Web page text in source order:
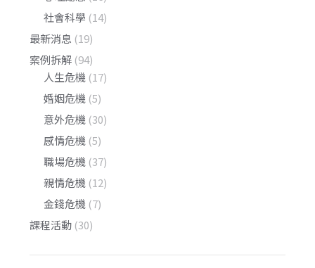
社會科學 (14)
最新消息 (19)
案例拆解 (94)
人生危機 (17)
婚姻危機 (5)
意外危機 (30)
感情危機 (5)
職場危機 (37)
親情危機 (12)
金錢危機 (7)
課程活動 (30)